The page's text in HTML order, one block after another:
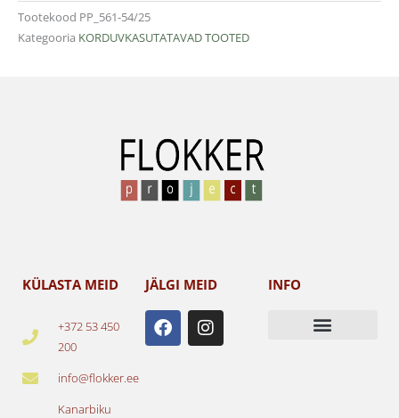
Tootekood PP_561-54/25
Kategooria KORDUVKASUTATAVAD TOOTED
KÜLASTA MEID
+372 53 450
200
info@flokker.ee
Kanarbiku
JÄLGI MEID
F
a
c
I
n
s
INFO